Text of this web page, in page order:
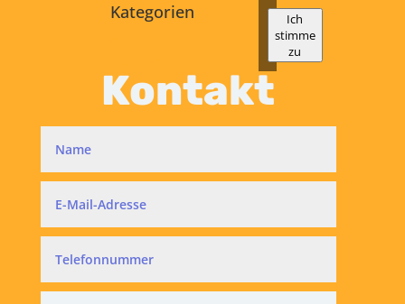
Kategorien
Ich
stimme
zu
Kontakt